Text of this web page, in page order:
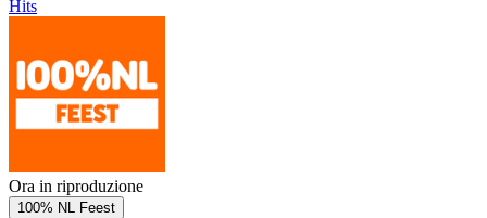
Hits
Ora in riproduzione
100% NL Feest